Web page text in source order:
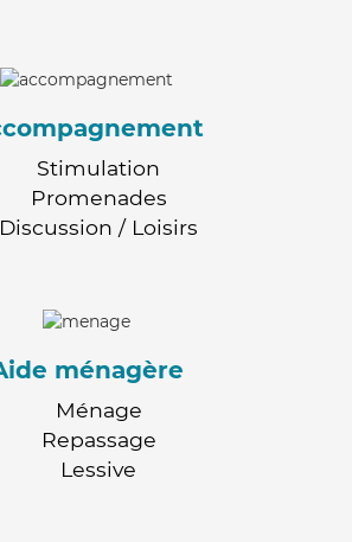
Stimulation
Promenades
Discussion / Loisirs
ménagère
Ménage
Repassage
Lessive